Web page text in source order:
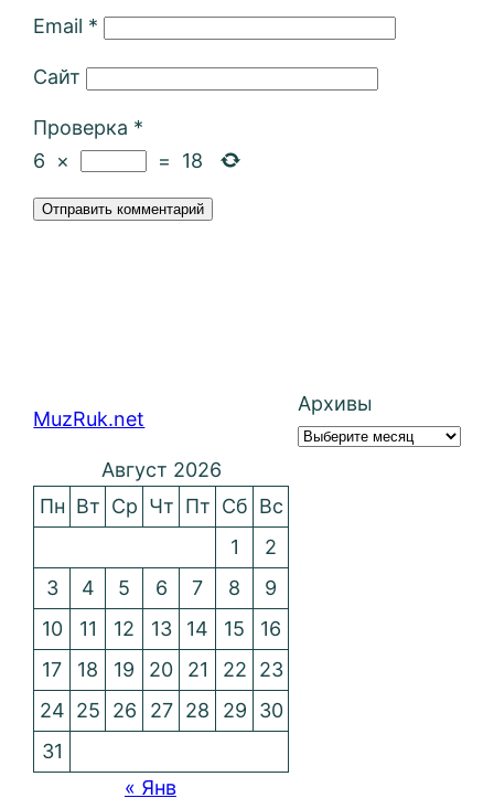
Email *
Сайт
Проверка *
6
× = 18
MuzRuk.net
Архивы
Август 2026
Пн Вт Ср Чт Пт Сб Вс
1
2
3
4 5 6 7 8
9
10
11 12 13 14 15
16
17
18 19 20 21 22
23
24 25 26 27 28 29
30
31
« Янв